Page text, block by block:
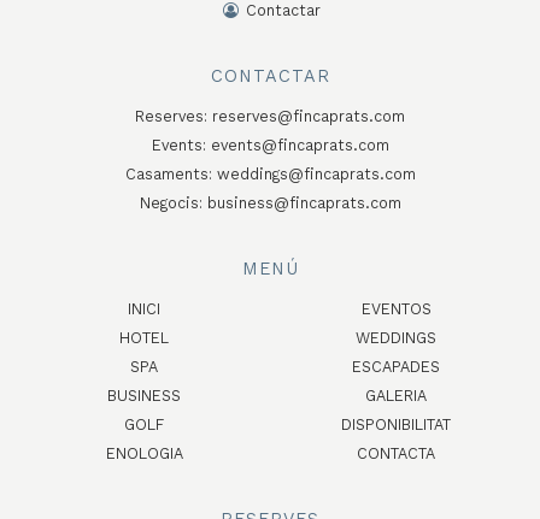
Contactar
CONTACTAR
Reserves: reserves@fincaprats.com
Events: events@fincaprats.com
Casaments: weddings@fincaprats.com
Negocis: business@fincaprats.com
MENÚ
INICI
HOTEL
SPA
BUSINESS
GOLF
ENOLOGIA
EVENTOS
WEDDINGS
ESCAPADES
GALERIA
DISPONIBILITAT
CONTACTA